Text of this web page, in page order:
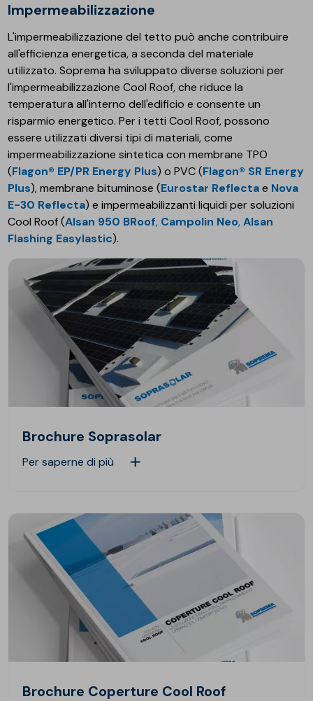
Impermeabilizzazione
L'impermeabilizzazione del tetto può anche contribuire
all'efficienza energetica, a seconda del materiale
utilizzato. Soprema ha sviluppato diverse soluzioni per
l'impermeabilizzazione Cool Roof, che riduce la
temperatura all'interno dell'edificio e consente un
risparmio energetico. Per i tetti Cool Roof, possono
essere utilizzati diversi tipi di materiali, come
impermeabilizzazione sintetica con membrane TPO
(Flagon® EP/PR Energy Plus) o PVC (Flagon® SR Energy
Plus), membrane bituminose (Eurostar Reflectae Nova
E-30 Reflecta) e impermeabilizzanti liquidi per soluzioni
Cool Roof (Alsan 950 BRoof, Campolin Neo,Alsan
Flashing Easylastic).
Brochure Soprasolar
Per saperne di più
Brochure Coperture Cool Roof